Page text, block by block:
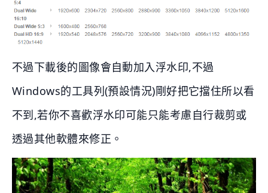
不過下載後的圖像會自動加入浮水印,不過
Windows的工具列(預設情況)剛好把它擋住所以看
不到,若你不喜歡浮水印可能只能考慮自行裁剪或
透過其他軟體來修正。